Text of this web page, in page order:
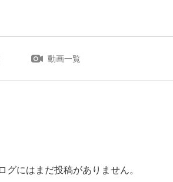
動画一覧
グにはまだ投稿がありません。